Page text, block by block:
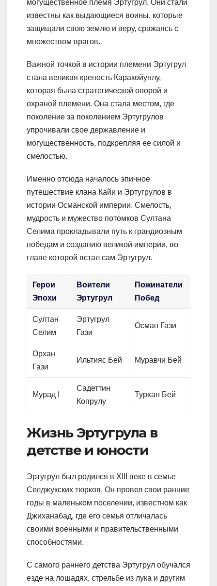
могущественное племя Эртугрул. Они стали
известны как выдающиеся воины, которые
защищали свою землю и веру, сражаясь с
множеством врагов.
Важной точкой в истории племени Эртугрул
стала великая крепость Каракойунлу,
которая была стратегической опорой и
охраной племени. Она стала местом, где
поколение за поколением Эртугрулов
упрочивали свое державление и
могущественность, подкрепляя ее силой и
смелостью.
Именно отсюда началось эпичное
путешествие клана Кайи и Эртугрулов в
истории Османской империи. Смелость,
мудрость и мужество потомков Султана
Селима прокладывали путь к грандиозным
победам и созданию великой империи, во
главе которой встал сам Эртугрул.
Герои
Эпохи
Воители
Эртугрул
Пожинатели
Побед
Султан
Селим
Эртугрул
Гази
Осман Гази
Орхан
Гази
Ильтияс Бей Муравчи Бей
Мурад I
Садеттин
Копрулу
Турхан Бей
Жизнь Эртугрула в
детстве и юности
Эртугрул был родился в XIII веке в семье
Селджукских тюрков. Он провел свои ранние
годы в маленьком поселении, известном как
Джиханабад, где его семья отличалась
своими военными и правительственными
способностями.
С самого раннего детства Эртугрул обучался
езде на лошадях, стрельбе из лука и другим